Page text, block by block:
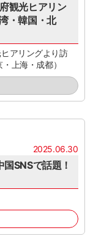
観光ヒアリン
・韓国・北
アリングより訪
上海・成都）
2025.06.30
SNSで話題！